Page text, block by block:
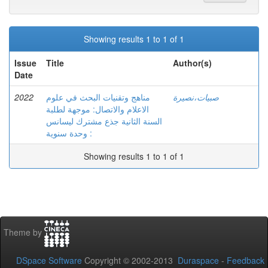
Showing results 1 to 1 of 1
Issue
Date
Title Author(s)
2022
مناهج وتقنيات البحث في علوم
الاعلام والاتصال: موجهة لطلبة
السنة الثانية جذع مشترك ليسانس
: وحدة سنوية
صبيات،نصيرة
Showing results 1 to 1 of 1
Theme by
DSpace Software Copyright © 2002-2013 Duraspace - Feedback